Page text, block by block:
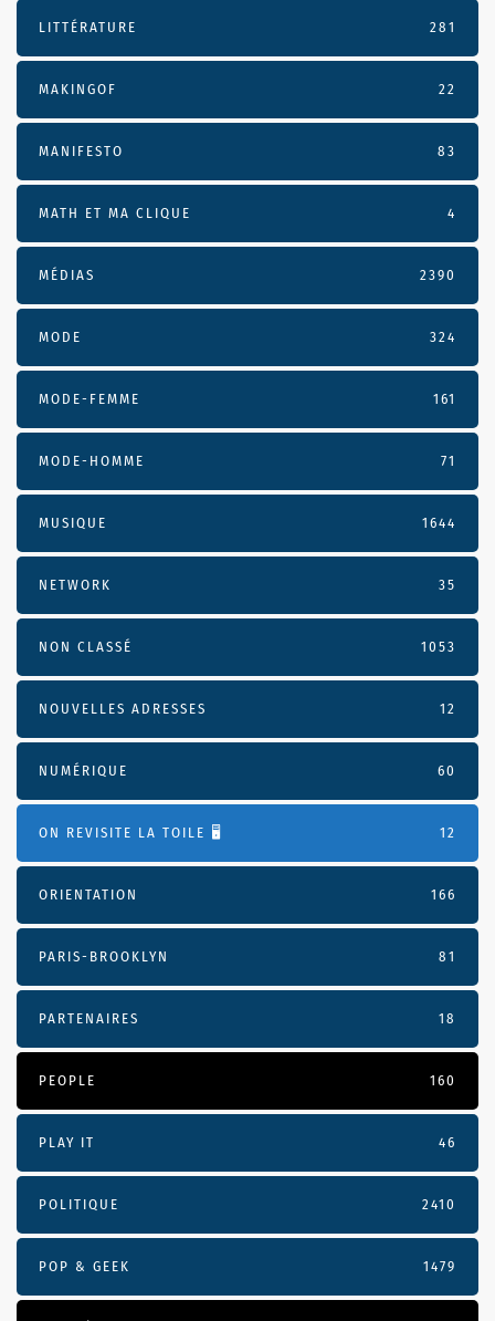
LITTÉRATURE 281
MAKINGOF 22
MANIFESTO 83
MATH ET MA CLIQUE 4
MÉDIAS 2390
MODE 324
MODE-FEMME 161
MODE-HOMME 71
MUSIQUE 1644
NETWORK 35
NON CLASSÉ 1053
NOUVELLES ADRESSES 12
NUMÉRIQUE 60
ON REVISITE LA TOILE 🖥️ 12
ORIENTATION 166
PARIS-BROOKLYN 81
PARTENAIRES 18
PEOPLE 160
PLAY IT 46
POLITIQUE 2410
POP & GEEK 1479